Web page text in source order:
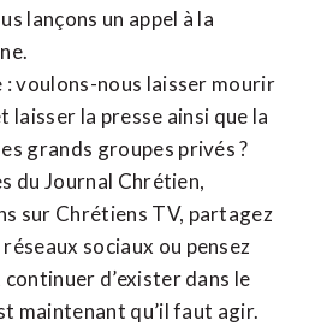
lançons un appel à la
: voulons-nous laisser mourir
laisser la presse ainsi que la
grands groupes privés ?
du Journal Chrétien,
sur Chrétiens TV, partagez
sociaux ou pensez
d’exister dans le
maintenant qu’il faut agir.